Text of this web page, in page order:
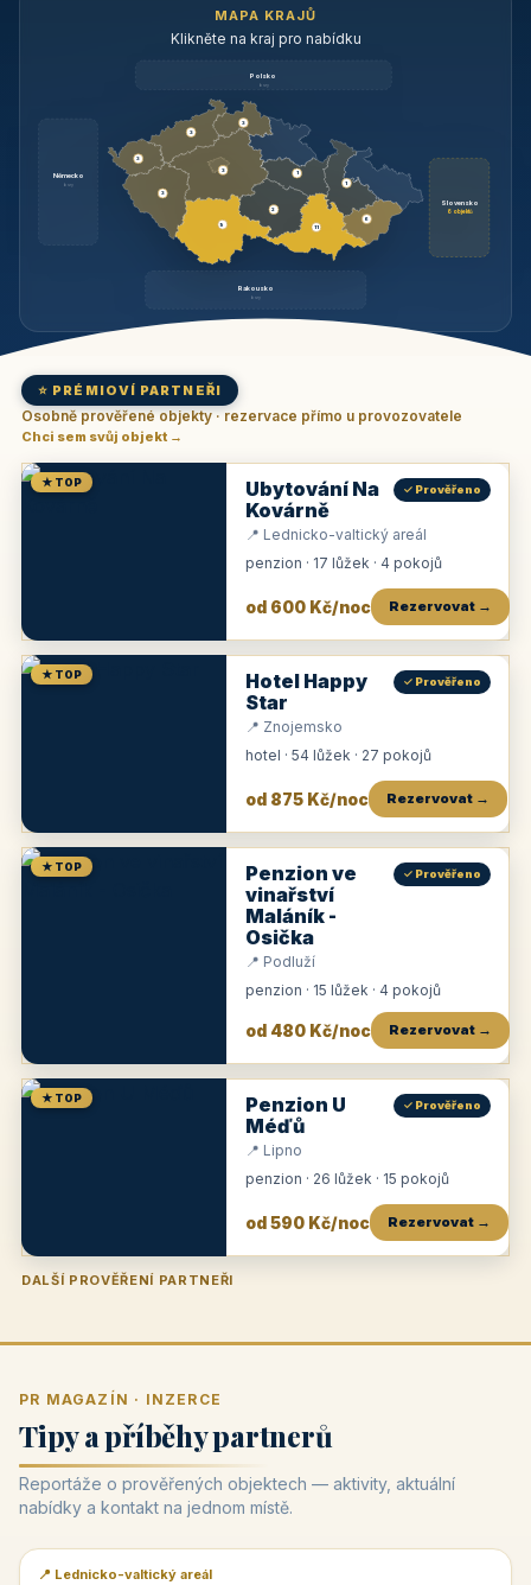
MAPA KRAJŮ
Klikněte na kraj pro nabídku
Polsko
brzy
Německo
brzy
Slovensko
6 objektů
Rakousko
brzy
3
9
3
3
3
3
1
2
11
1
6
⭐ PRÉMIOVÍ PARTNEŘI
Osobně prověřené objekty · rezervace přímo u provozovatele
Chci sem svůj objekt →
★ TOP
Ubytování Na
Kovárně
✓ Prověřeno
📍 Lednicko-valtický areál
penzion · 17 lůžek · 4 pokojů
od 600 Kč/noc Rezervovat →
★ TOP
Hotel Happy
Star
✓ Prověřeno
📍 Znojemsko
hotel · 54 lůžek · 27 pokojů
od 875 Kč/noc Rezervovat →
★ TOP
Penzion ve
vinařství
Maláník -
Osička
✓ Prověřeno
📍 Podluží
penzion · 15 lůžek · 4 pokojů
od 480 Kč/noc Rezervovat →
★ TOP
Penzion U
Méďů
✓ Prověřeno
📍 Lipno
penzion · 26 lůžek · 15 pokojů
od 590 Kč/noc Rezervovat →
DALŠÍ PROVĚŘENÍ PARTNEŘI
Penzion U Zámku Pension Faber
PR MAGAZÍN · INZERCE
Tipy a příběhy partnerů
Reportáže o prověřených objektech — aktivity, aktuální
nabídky a kontakt na jednom místě.
📰 PR článek
📍 Lednicko-valtický areál